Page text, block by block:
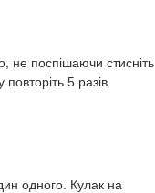
не поспішаючи стисніть
5 разів.
одного. Кулак на